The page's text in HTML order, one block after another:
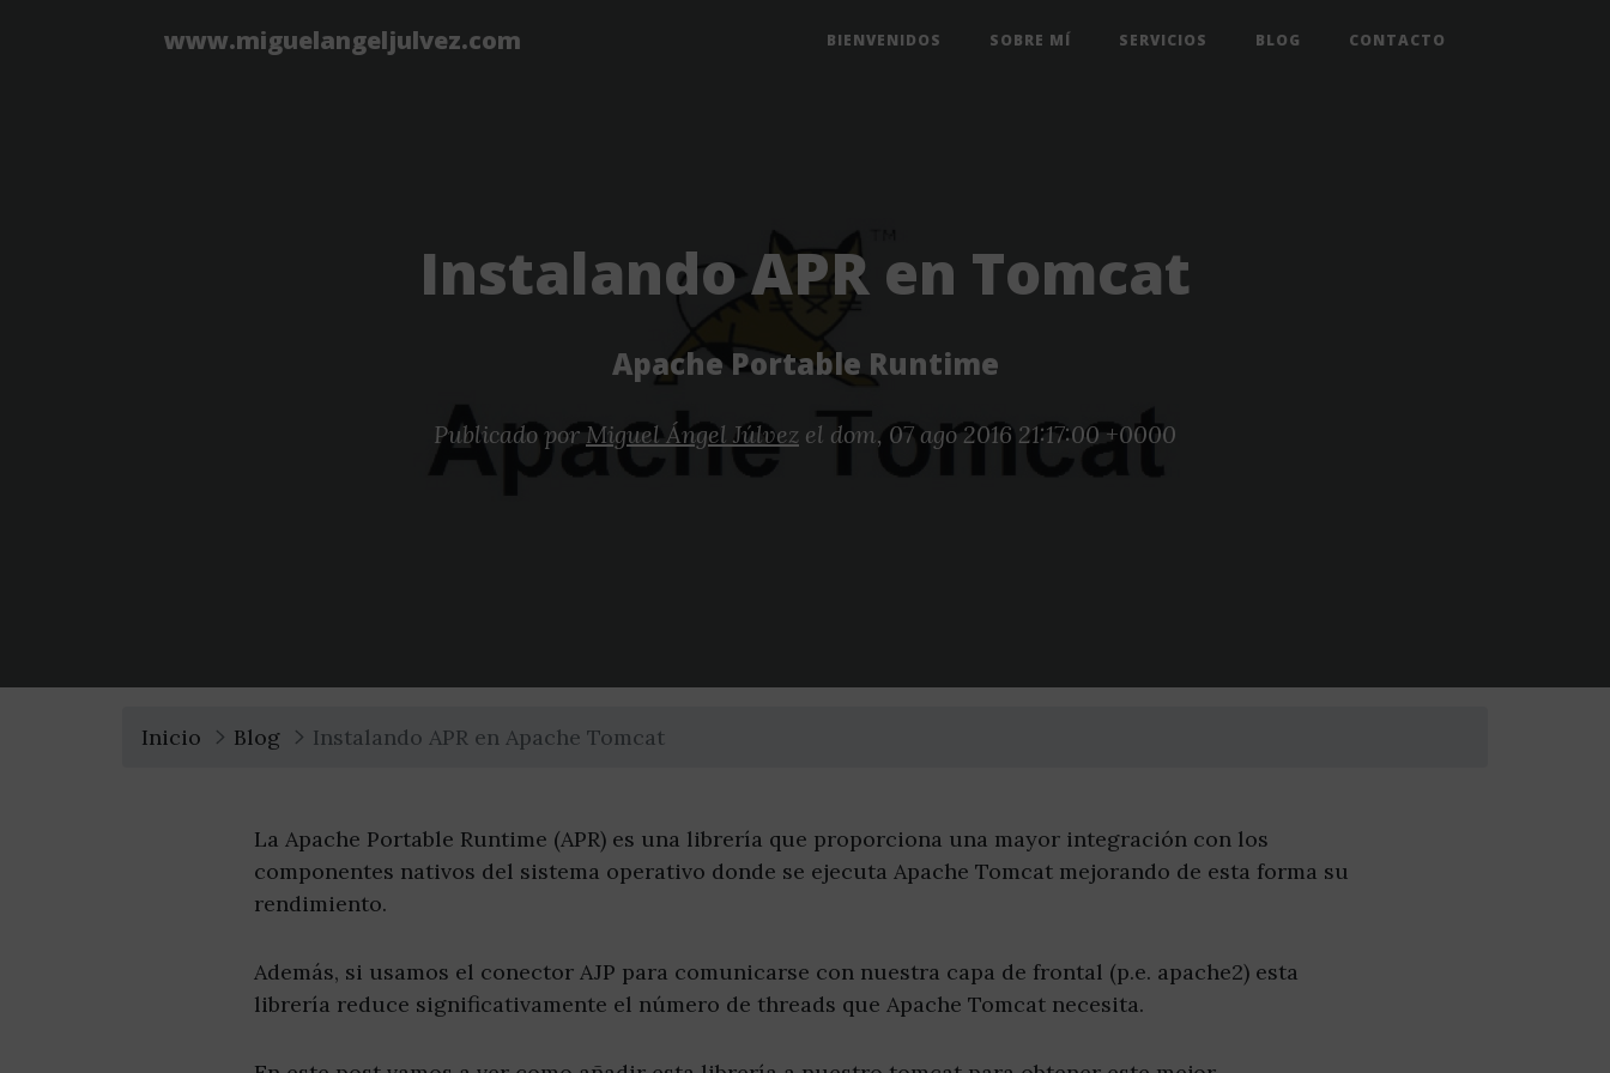
www.miguelangeljulvez.com BIENVENIDOS SOBRE MÍ SERVICIOS BLOG CONTACTO
Instalando APR en Tomcat
Apache Portable Runtime
Publicado por Miguel Ángel Júlvez el dom, 07 ago 2016 21:17:00 +0000
Inicio Blog Instalando APR en Apache Tomcat
La Apache Portable Runtime (APR) es una librería que proporciona una mayor integración con los
componentes nativos del sistema operativo donde se ejecuta Apache Tomcat mejorando de esta forma su
rendimiento.
Además, si usamos el conector AJP para comunicarse con nuestra capa de frontal (p.e. apache2) esta
librería reduce significativamente el número de threads que Apache Tomcat necesita.